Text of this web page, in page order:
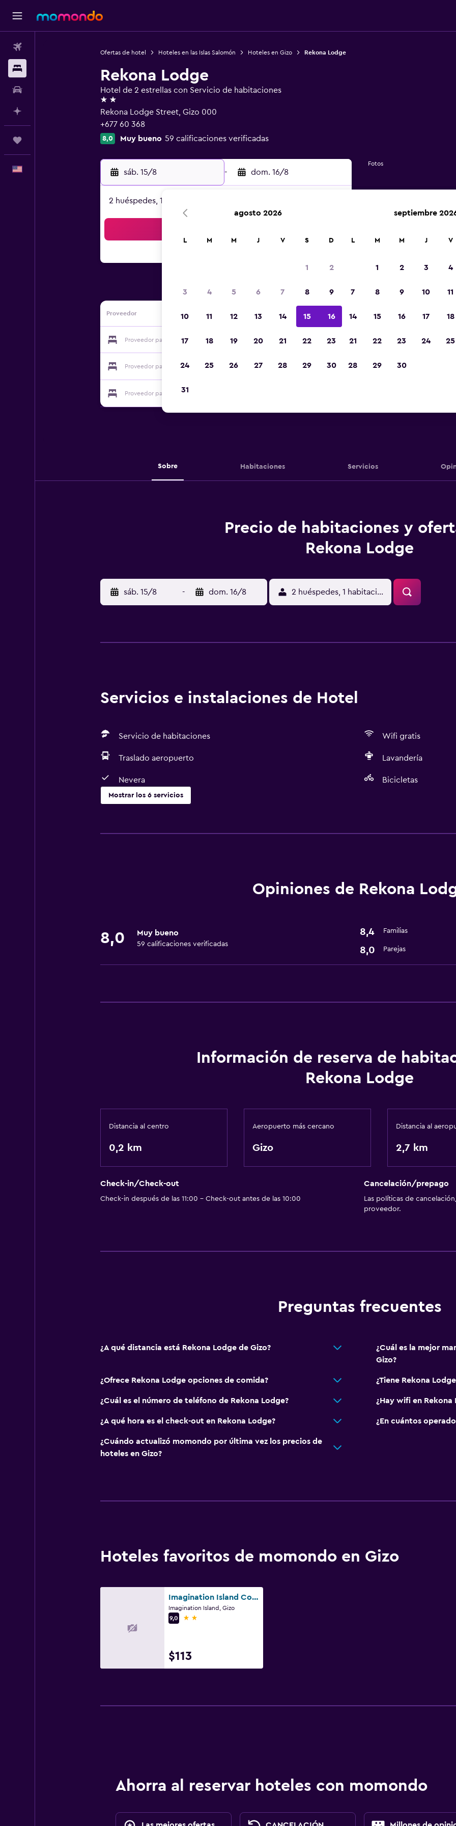
Ofertas de hotel Hoteles en las Islas Salomón Hoteles en Gizo Rekona Lodge
Rekona Lodge
Hotel de 2 estrellas con Servicio de habitaciones
2 estrellas
Rekona Lodge Street, Gizo 000
+677 60 368
8,0 Muy bueno 59 calificaciones verificadas
sáb. 15/8 - dom. 16/8
2 huéspedes, 1 habitación
Proveedor
Proveedor para Rekona Lodge Ver precios
Proveedor para Rekona Lodge Ver precios
Proveedor para Rekona Lodge
Fotos
Sobre Habitaciones Servicios
Precio de habitaciones y
Rekona Lodge
sáb. 15/8 - dom. 16/8 2 huéspedes, 1 habitación
Servicios e instalaciones de Hotel
Servicio de habitaciones Wifi gratis
Traslado aeropuerto Lavandería
Nevera Bicicletas
Mostrar los 6 servicios
Traslado aeropuerto
Lavandería
Opiniones de Rekona
8,0 Muy bueno
59 calificaciones verificadas
8,4 Familias
8,0 Parejas
Información de reserva de
Rekona Lodge
Distancia al centro
0,2 km
Aeropuerto más cercano
Gizo
Distancia al
2,7 km
Check-in/Check-out
Check-in después de las 11:00 - Check-out antes de las 10:00
Cancelación/prepago
Las políticas de
proveedor.
Preguntas frecuentes
¿A qué distancia está Rekona Lodge de Gizo?
¿Cuál es la mejor
Gizo?
¿Ofrece Rekona Lodge opciones de comida? ¿Tiene Rekona
¿Cuál es el número de teléfono de Rekona Lodge? ¿Hay wifi en Rekona
¿A qué hora es el check-out en Rekona Lodge? ¿En cuántos
¿Cuándo actualizó momondo por última vez los precios de
hoteles en Gizo?
Hoteles favoritos de momondo en Gizo
Imagination Island Coral Reef Resort
Imagination Island, Gizo
9,0
2 estrellas
$113
Ahorra al reservar hoteles con momondo
agosto 2026
L M M J V S D
1 2
3 4 5 6 7 8 9
10 11 12 13 14 15 16
17 18 19 20 21 22 23
24 25 26 27 28 29 30
31
septiembre
L M M J V
1 2 3 4
7 8 9 10 11
14 15 16 17 18
21 22 23 24 25
28 29 30